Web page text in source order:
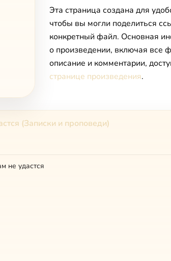
Эта страница создана для
чтобы вы могли поделиться
конкретный файл. Основная
о произведении, включая все
описание и комментарии,
странице произведения.
(Записки и проповеди)
не удастся